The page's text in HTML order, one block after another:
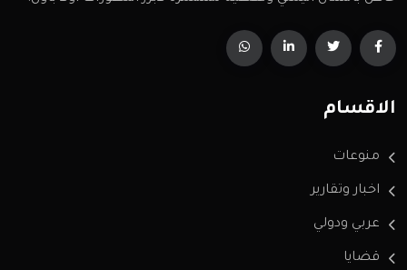
الاقسام
منوعات
اخبار وتقارير
عربي ودولي
قضايا